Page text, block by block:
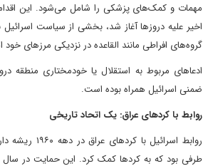
مهمات و کمک‌های پزشکی را شامل می‌شود. این
اخیر علیه دروزها آغاز شد، بخشی از سیاست اسرائیل
گروه‌های افراطی مانند القاعده در نزدیکی مرزهای
ادعاهای مربوط به استقلال یا خودمختاری منطقه
ضمنی اسرائیل همراه بوده است.
روابط با کردهای عراق: یک اتحاد تاریخی
روابط اسرائیل با